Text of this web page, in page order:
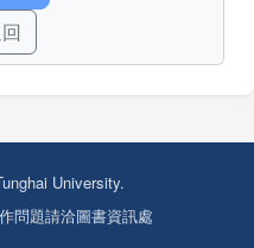
University.
問題請洽圖書資訊處